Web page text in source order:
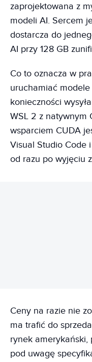
zaprojektowana z
modeli AI. Sercem
dostarcza do
AI przy 128 GB
Co to oznacza w
uruchamiać
konieczności
WSL 2 z natywnym
wsparciem CUDA
Visual Studio Code
od razu po wyjęciu
Ceny na razie nie
ma trafić do
rynek amerykański,
pod uwagę